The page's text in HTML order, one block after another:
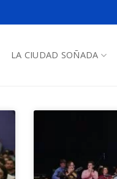
LA CIUDAD SOÑADA